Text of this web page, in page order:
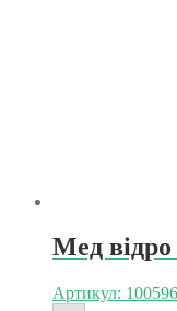
Мед
Артикул: 100596